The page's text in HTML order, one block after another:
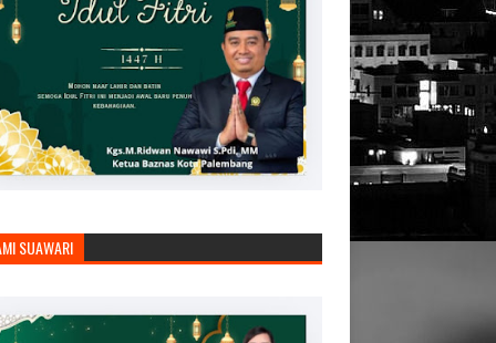
SUAWARI